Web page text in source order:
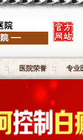
医院荣誉 专业